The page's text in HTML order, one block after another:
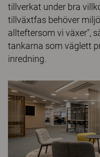
tillverkat under bra
tillväxtfas behöver
allteftersom vi växer",
tankarna som väglett
inredning.